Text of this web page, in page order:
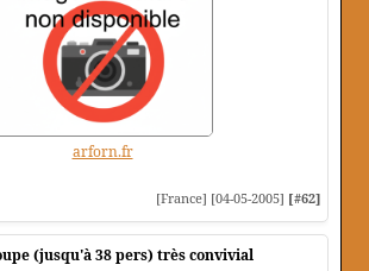
arforn.fr
[France] [04-05-2005] [#62]
(jusqu'à 38 pers) très convivial